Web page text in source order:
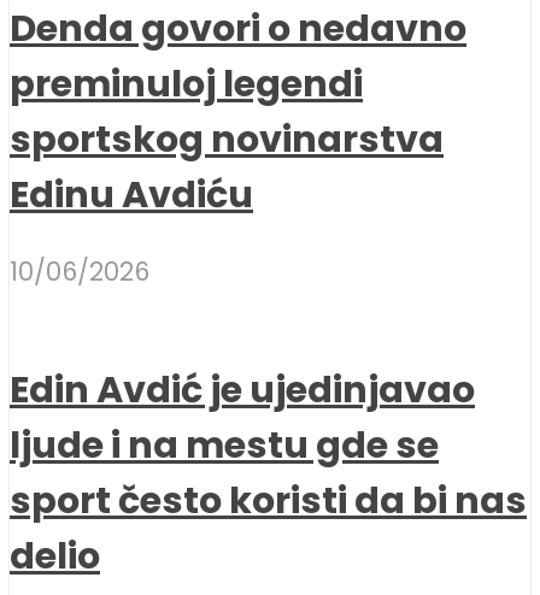
Denda govori o nedavno
preminuloj legendi
sportskog novinarstva
Edinu Avdiću
10/06/2026
Edin Avdić je ujedinjavao
ljude i na mestu gde se
sport često koristi da bi nas
delio